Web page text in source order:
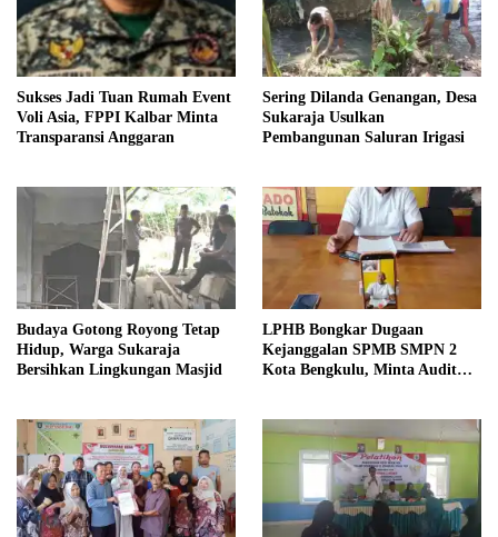
Sukses Jadi Tuan Rumah Event
Voli Asia, FPPI Kalbar Minta
Transparansi Anggaran
Sering Dilanda Genangan, Desa
Sukaraja Usulkan
Pembangunan Saluran Irigasi
Budaya Gotong Royong Tetap
Hidup, Warga Sukaraja
Bersihkan Lingkungan Masjid
LPHB Bongkar Dugaan
Kejanggalan SPMB SMPN 2
Kota Bengkulu, Minta Audit